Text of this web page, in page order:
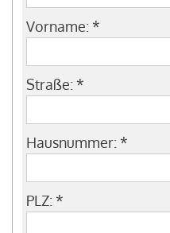
Vorname: *
Straße: *
Hausnummer: *
PLZ: *